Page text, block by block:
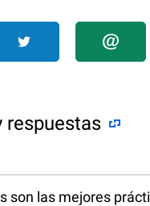
respuestas
son las mejores